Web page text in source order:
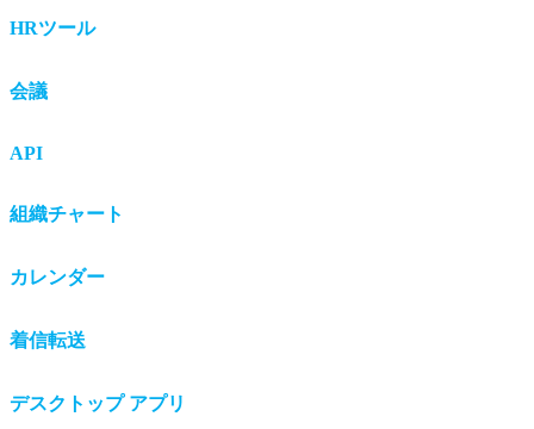
HRツール
会議
API
組織チャート
カレンダー
着信転送
デスクトップ アプリ